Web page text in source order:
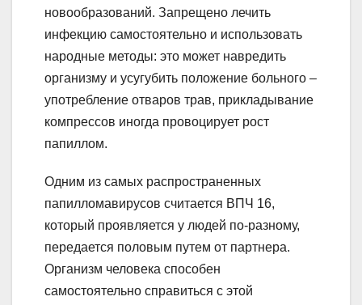
новообразований. Запрещено лечить
инфекцию самостоятельно и использовать
народные методы: это может навредить
организму и усугубить положение больного –
употребление отваров трав, прикладывание
компрессов иногда провоцирует рост
папиллом.
Одним из самых распространенных
папилломавирусов считается ВПЧ 16,
который проявляется у людей по-разному,
передается половым путем от партнера.
Организм человека способен
самостоятельно справиться с этой